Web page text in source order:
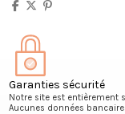
Garanties sécurité
Notre site est entièrement
Aucunes données